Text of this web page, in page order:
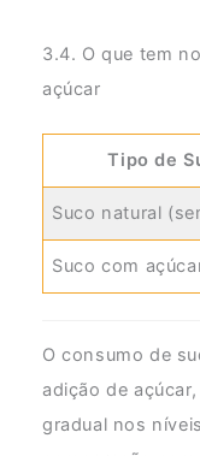
3.4. O que tem
açúcar
Tipo de
Suco natural
Suco com
O consumo de
adição de
gradual nos